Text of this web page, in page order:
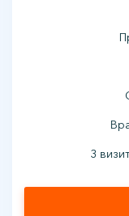
3